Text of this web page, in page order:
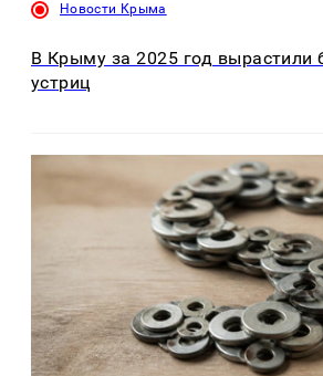
Новости Крыма
В Крыму за 2025 год вырастили
устриц